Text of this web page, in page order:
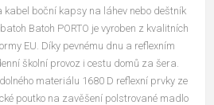
kabel boční kapsy na láhev nebo deštník
Batoh PORTO je vyroben z kvalitních
EU. Díky pevnému dnu a reflexním
školní provoz i cestu domů za šera.
materiálu 1680 D reflexní prvky ze
poutko na zavěšení polstrované madlo